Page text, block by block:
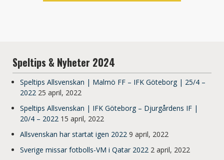
Speltips & Nyheter 2024
Speltips Allsvenskan | Malmö FF – IFK Göteborg | 25/4 –
2022 25 april, 2022
Speltips Allsvenskan | IFK Göteborg – Djurgårdens IF |
20/4 – 2022 15 april, 2022
Allsvenskan har startat igen 2022 9 april, 2022
Sverige missar fotbolls-VM i Qatar 2022 2 april, 2022